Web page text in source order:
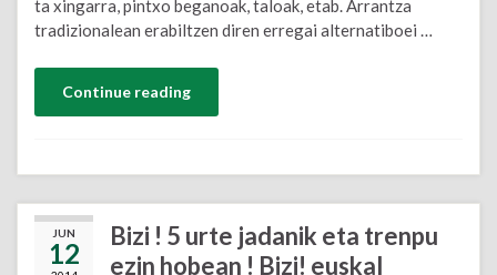
ta xingarra, pintxo beganoak, taloak, etab. Arrantza
tradizionalean erabiltzen diren erregai alternatiboei …
Continue reading
JUN
12
Bizi ! 5 urte jadanik eta trenpu
ezin hobean ! Bizi! euskal